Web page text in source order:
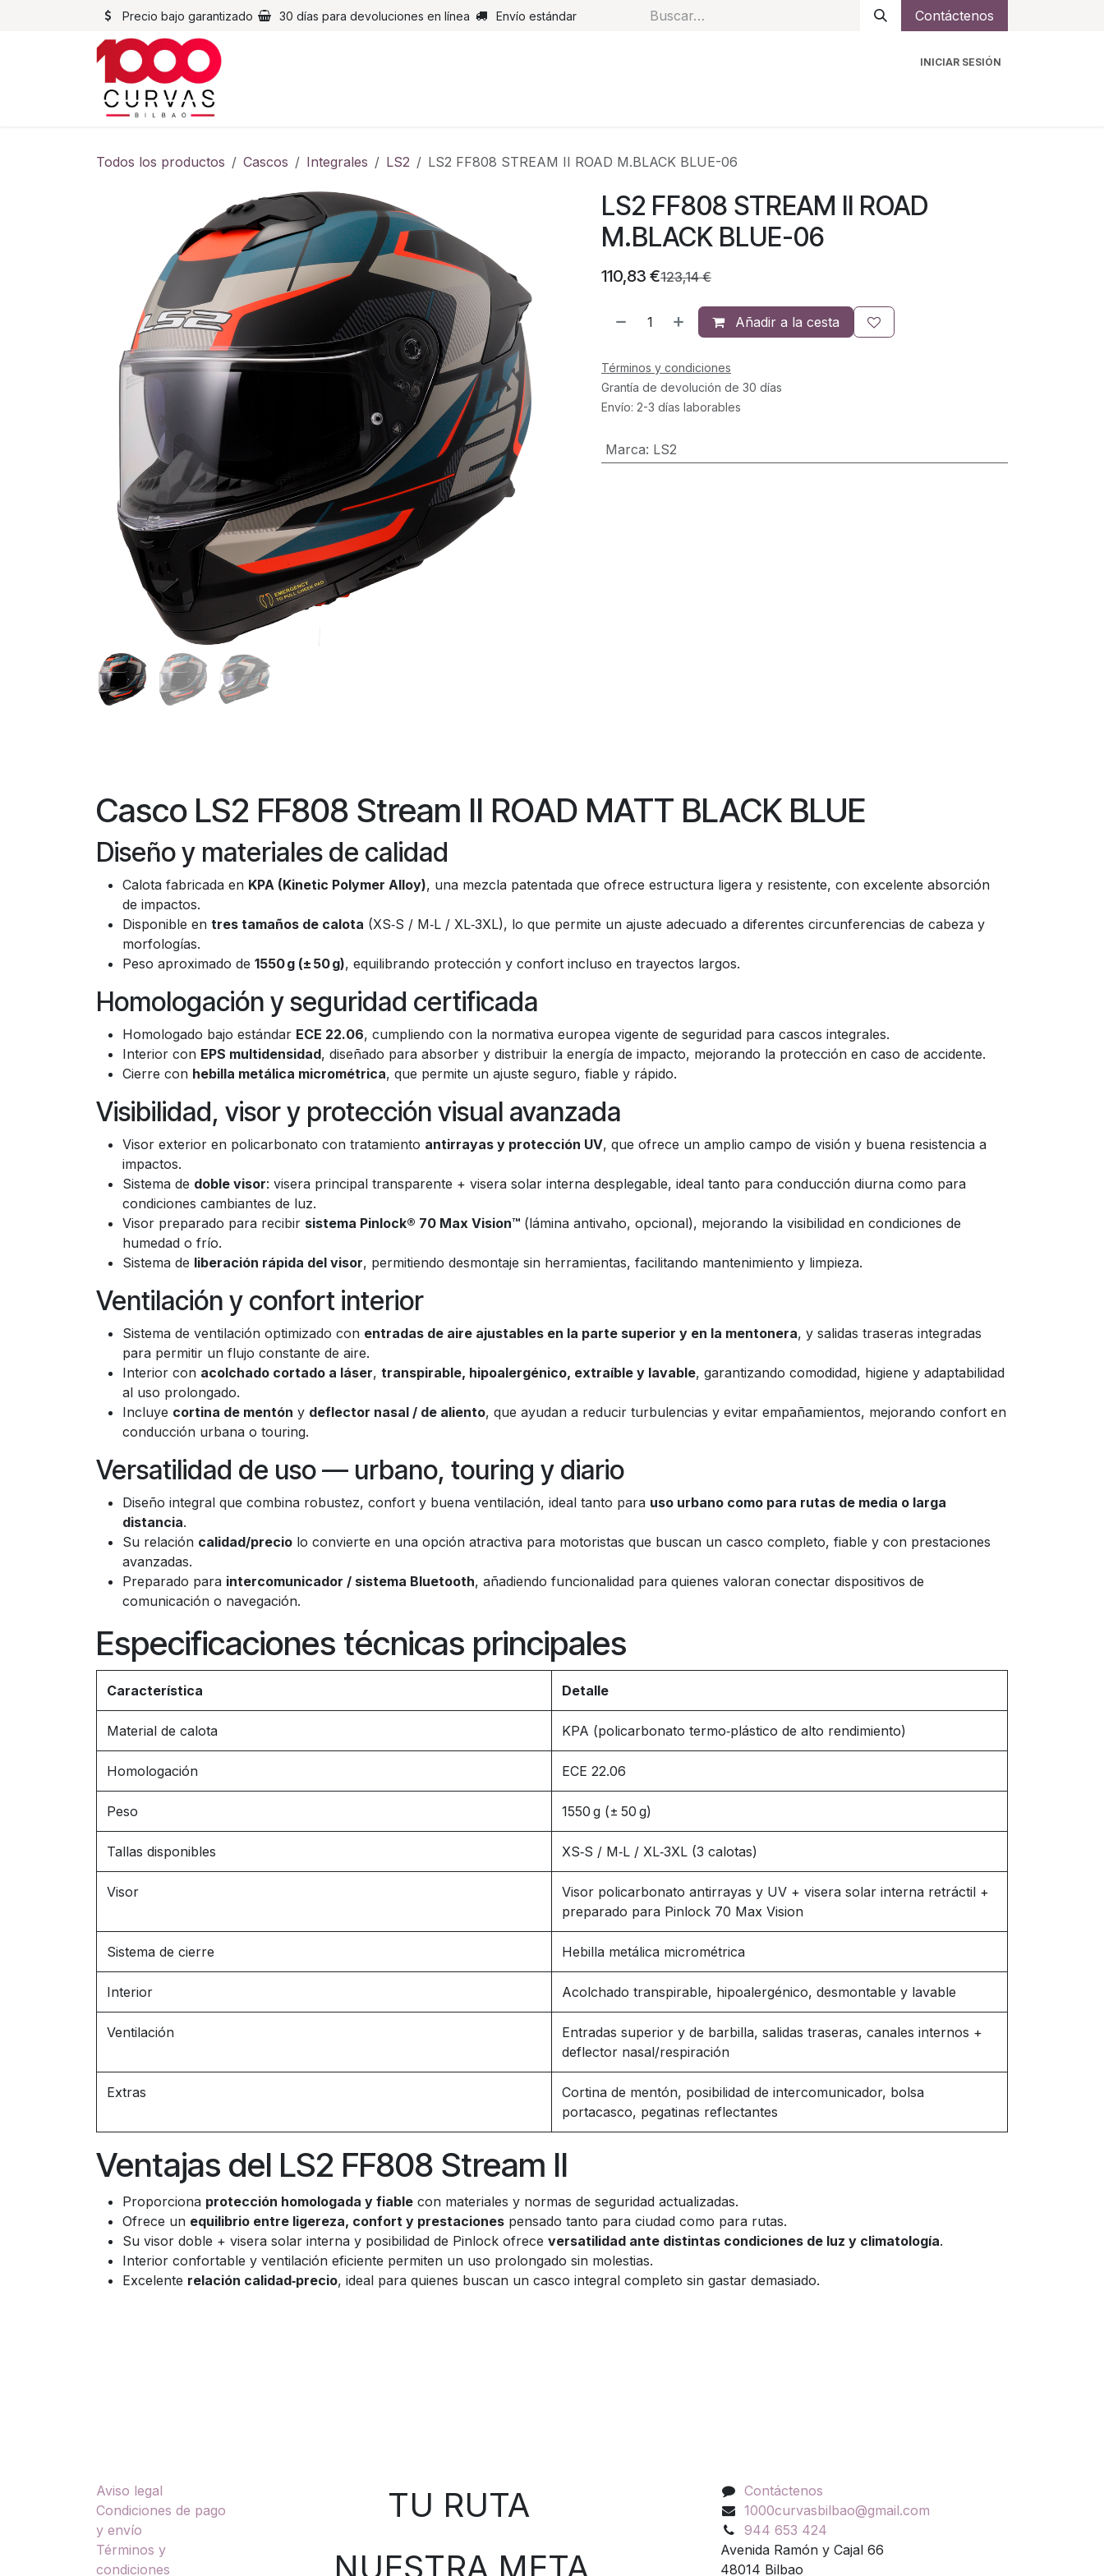
Precio bajo garantizado 30 días para devoluciones en línea Envío estándar Contáctenos
INICIAR SESIÓN
Todos los productos Cascos Integrales LS2 LS2 FF808 STREAM II ROAD M.BLACK BLUE-06
LS2 FF808 STREAM II ROAD
M.BLACK BLUE-06
110,83 €123,14€
Añadir a la cesta
Términos y condiciones
Grantía de devolución de 30 días
Envío: 2-3 días laborables
Marca: LS2
Casco LS2 FF808 Stream II ROAD MATT BLACK BLUE
Diseño y materiales de calidad
Calota fabricada en KPA (Kinetic Polymer Alloy), una mezcla patentada que ofrece estructura ligera y resistente, con excelente absorción
de impactos.
Disponible en tres tamaños de calota (XS‑S / M‑L / XL‑3XL), lo que permite un ajuste adecuado a diferentes circunferencias de cabeza y
morfologías.
Peso aproximado de 1550 g (± 50 g), equilibrando protección y confort incluso en trayectos largos.
Homologación y seguridad certificada
Homologado bajo estándar ECE 22.06, cumpliendo con la normativa europea vigente de seguridad para cascos integrales.
Interior con EPS multidensidad, diseñado para absorber y distribuir la energía de impacto, mejorando la protección en caso de accidente.
Cierre con hebilla metálica micrométrica, que permite un ajuste seguro, fiable y rápido.
Visibilidad, visor y protección visual avanzada
Visor exterior en policarbonato con tratamiento antirrayas y protección UV, que ofrece un amplio campo de visión y buena resistencia a
impactos.
Sistema de doble visor: visera principal transparente + visera solar interna desplegable, ideal tanto para conducción diurna como para
condiciones cambiantes de luz.
Visor preparado para recibir sistema Pinlock® 70 Max Vision™ (lámina antivaho, opcional), mejorando la visibilidad en condiciones de
humedad o frío.
Sistema de liberación rápida del visor, permitiendo desmontaje sin herramientas, facilitando mantenimiento y limpieza.
Ventilación y confort interior
Sistema de ventilación optimizado con entradas de aire ajustables en la parte superior y en la mentonera, y salidas traseras integradas
para permitir un flujo constante de aire.
Interior con acolchado cortado a láser, transpirable, hipoalergénico, extraíble y lavable, garantizando comodidad, higiene y adaptabilidad
al uso prolongado.
Incluye cortina de mentón y deflector nasal / de aliento, que ayudan a reducir turbulencias y evitar empañamientos, mejorando confort en
conducción urbana o touring.
Versatilidad de uso — urbano, touring y diario
Diseño integral que combina robustez, confort y buena ventilación, ideal tanto para uso urbano como para rutas de media o larga
distancia.
Su relación calidad/precio lo convierte en una opción atractiva para motoristas que buscan un casco completo, fiable y con prestaciones
avanzadas.
Preparado para intercomunicador / sistema Bluetooth, añadiendo funcionalidad para quienes valoran conectar dispositivos de
comunicación o navegación.
Especificaciones técnicas principales
Característica Detalle
Material de calota KPA (policarbonato termo‑plástico de alto rendimiento)
Homologación ECE 22.06
Peso 1550 g (± 50 g)
Tallas disponibles XS‑S / M‑L / XL‑3XL (3 calotas)
Visor
Visor policarbonato antirrayas y UV + visera solar interna retráctil +
preparado para Pinlock 70 Max Vision
Sistema de cierre Hebilla metálica micrométrica
Interior Acolchado transpirable, hipoalergénico, desmontable y lavable
Ventilación
Entradas superior y de barbilla, salidas traseras, canales internos +
deflector nasal/respiración
Extras
Cortina de mentón, posibilidad de intercomunicador, bolsa
portacasco, pegatinas reflectantes
Ventajas del LS2 FF808 Stream II
Proporciona protección homologada y fiable con materiales y normas de seguridad actualizadas.
Ofrece un equilibrio entre ligereza, confort y prestaciones pensado tanto para ciudad como para rutas.
Su visor doble + visera solar interna y posibilidad de Pinlock ofrece versatilidad ante distintas condiciones de luz y climatología.
Interior confortable y ventilación eficiente permiten un uso prolongado sin molestias.
Excelente relación calidad‑precio, ideal para quienes buscan un casco integral completo sin gastar demasiado.
Aviso legal
Condiciones de pago
y envío
Términos y
condiciones
TU RUTA
NUESTRA META
Contáctenos
1000curvasbilbao@gmail.com
944 653 424
Avenida Ramón y Cajal 66
48014 Bilbao